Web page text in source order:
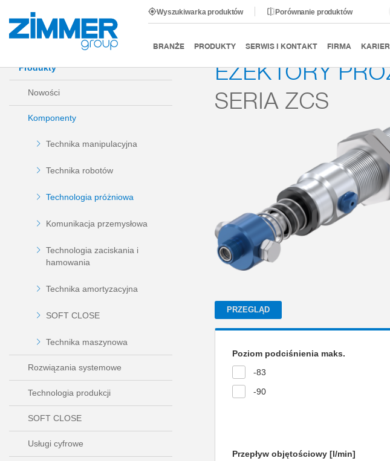
Wyszukiwarka produktów Porównanie produktów
BRANŻE PRODUKTY SERWIS I KONTAKT FIRMA
Start Produkty Komponenty Technologia próżniowa Generatory próżni
Produkty
Nowości
Komponenty
Technika manipulacyjna
Technika robotów
Technologia próżniowa
Komunikacja przemysłowa
Technologia zaciskania i
hamowania
Technika amortyzacyjna
SOFT CLOSE
Technika maszynowa
Rozwiązania systemowe
Technologia produkcji
SOFT CLOSE
Usługi cyfrowe
EŻEKTORY
SERIA ZCS
PRZEGLĄD
Poziom podciśnienia maks.
-83
-90
Przepływ objętościowy [l/min]